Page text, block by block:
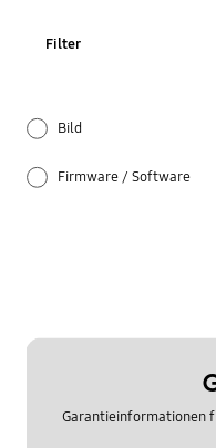
Filter
Bild
Firmware / Software
Verwendung
Garantieinformationen